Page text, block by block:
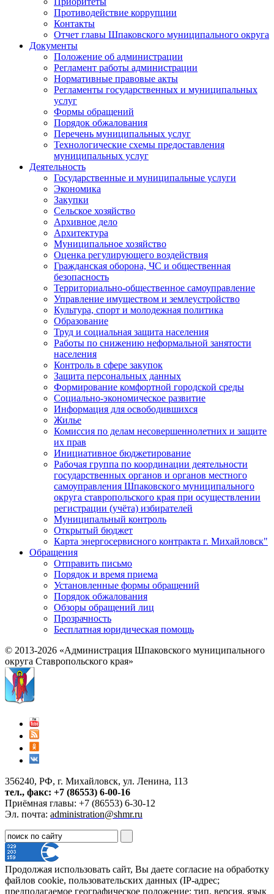
Противодействие коррупции
Контакты
Отчет главы Шпаковского муниципального округа
Документы
Положение об администрации
Регламент работы администрации
Нормативные правовые акты
Регламенты государственных и муниципальных
услуг
Формы обращений
Порядок обжалования
Перечень муниципальных услуг
Технологические схемы предоставления
муниципальных услуг
Деятельность
Государственные и муниципальные услуги
Экономика
Закупки
Сельское хозяйство
Архивное дело
Архитектура
Муниципальное хозяйство
Оценка регулирующего воздействия
Гражданская оборона, ЧС и общественная
безопасность
Территориально-общественное самоуправление
Управление имуществом и землеустройство
Культура, спорт и молодежная политика
Образование
Труд и социальная защита населения
Работы по снижению неформальной занятости
населения
Контроль в сфере закупок
Защита персональных данных
Формирование комфортной городской среды
Социально-экономическое развитие
Информация для освободившихся
Жилье
Комиссия по делам несовершеннолетних и защите
их прав
Инициативное бюджетирование
Рабочая группа по координации деятельности
государственных органов и органов местного
самоуправления Шпаковского муниципального
округа ставропольского края при осуществлении
регистрации (учёта) избирателей
Муниципальный контроль
Открытый бюджет
Карта энергосервисного контракта г. Михайловск"
Обращения
Отправить письмо
Порядок и время приема
Установленные формы обращений
Порядок обжалования
Обзоры обращений лиц
Прозрачность
Бесплатная юридическая помощь
© 2013-2026 «Администрация Шпаковского муниципального
округа Ставропольского края»
356240, РФ, г. Михайловск, ул. Ленина, 113
тел., факс: +7 (86553) 6-00-16
Приёмная главы: +7 (86553) 6-30-12
Эл. почта: administration@shmr.ru
Продолжая использовать сайт, Вы даете согласие на обработку
файлов cookie, пользовательских данных (IP-адрес;
предполагаемое географическое положение; тип, версия, язык